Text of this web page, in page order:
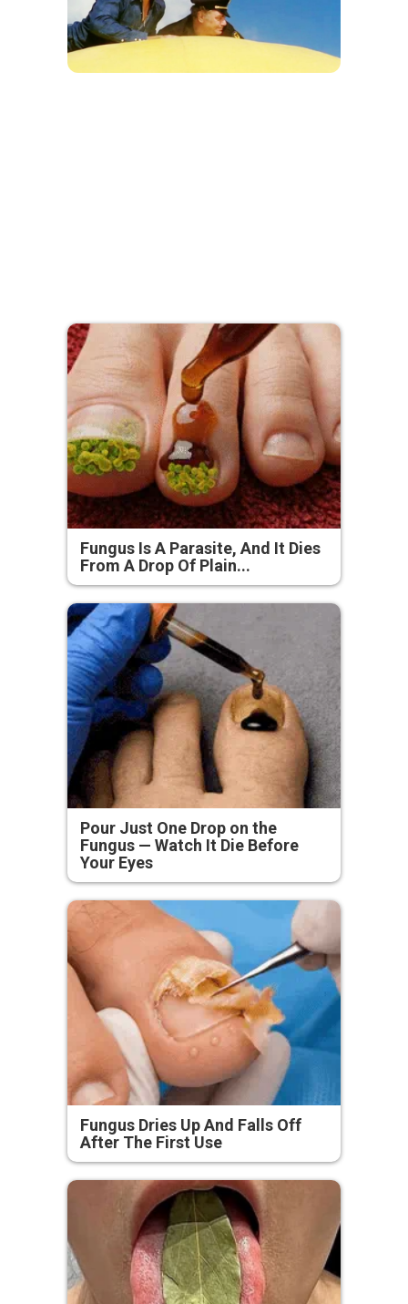
Fungus Is A Parasite, And It Dies
From A Drop Of Plain...
Pour Just One Drop on the
Fungus — Watch It Die Before
Your Eyes
Fungus Dries Up And Falls Off
After The First Use